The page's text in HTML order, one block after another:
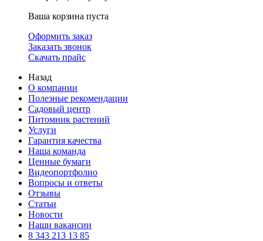
Ваша корзина пуста
Оформить заказ
Заказать звонок
Скачать прайс
Назад
О компании
Полезные рекомендации
Садовый центр
Питомник растений
Услуги
Гарантия качества
Наша команда
Ценные бумаги
Видеопортфолио
Вопросы и ответы
Отзывы
Статьи
Новости
Наши вакансии
8 343 213 13 85